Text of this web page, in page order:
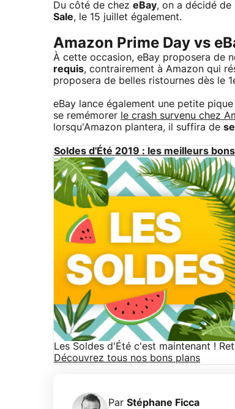
Du côté de chez eBay, on a décidé de
Sale, le 15 juillet également.
Amazon Prime Day vs
À cette occasion, eBay proposera de
requis, contrairement à Amazon qui
proposera de belles ristournes dès le
eBay lance également une petite
se remémorer le crash survenu chez
lorsqu'Amazon plantera, il suffira de
Soldes d'Été 2019 : les meilleurs
Les Soldes d'Été c'est maintenant !
Découvrez tous nos bons plans
Par Stéphane Ficca